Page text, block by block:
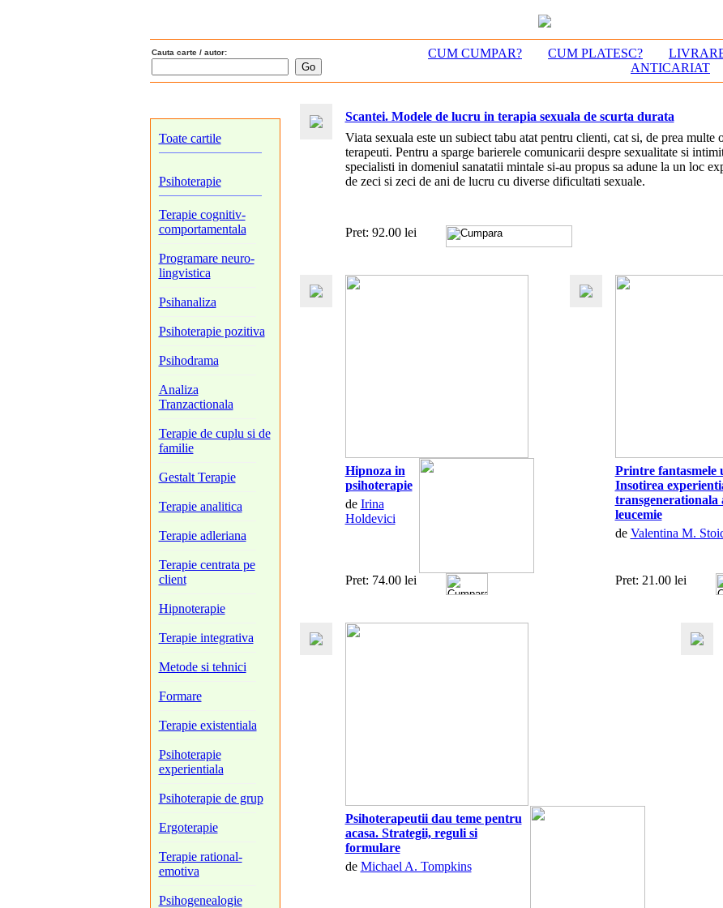
Cauta carte / autor: CUM CUMPAR? CUM PLATESC?
ANTICARIAT
Toate cartile
Psihoterapie
Terapie cognitiv-
comportamentala
Programare neuro-
lingvistica
Psihanaliza
Psihoterapie pozitiva
Psihodrama
Analiza
Tranzactionala
Terapie de cuplu si de
familie
Gestalt Terapie
Terapie analitica
Terapie adleriana
Terapie centrata pe
client
Hipnoterapie
Terapie integrativa
Metode si tehnici
Formare
Terapie existentiala
Psihoterapie
experientiala
Psihoterapie de grup
Ergoterapie
Terapie rational-
emotiva
Psihogenealogie
Scantei. Modele de lucru in terapia sexuala de scurta durata
Viata sexuala este un subiect tabu atat pentru clienti, cat si, de prea multe
terapeuti. Pentru a sparge barierele comunicarii despre sexualitate si
specialisti in domeniul sanatatii mintale si-au propus sa adune la un loc
de zeci si zeci de ani de lucru cu diverse dificultati sexuale.
Pret: 92.00 lei
Hipnoza in
psihoterapie
de Irina
Holdevici
Printre fantasmele
Insotirea
transgenerationala
leucemie
de Valentina M.
Pret: 74.00 lei Pret: 21.00 lei
Psihoterapeutii dau teme pentru
acasa. Strategii, reguli si
formulare
de Michael A. Tompkins